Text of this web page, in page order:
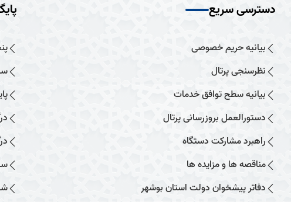
دسترسی سریع
بیانیه حریم خصوصی
نظرسنجی پرتال
بیانیه سطح توافق خدمات
دستورالعمل بروزرسانی پرتال
راهبرد مشارکت دستگاه
مناقصه ها و مزایده ها
دفاتر پیشخوان دولت استان بوشهر